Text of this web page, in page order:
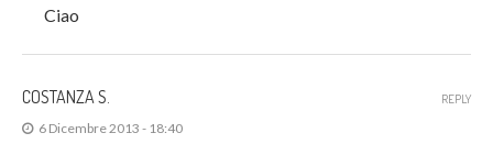
Ciao
COSTANZA S.
6 Dicembre 2013 - 18:40
REPLY